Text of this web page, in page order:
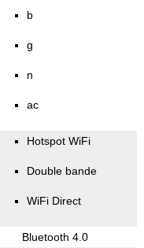
b
g
n
ac
Hotspot WiFi
Double bande
WiFi Direct
Bluetooth 4.0